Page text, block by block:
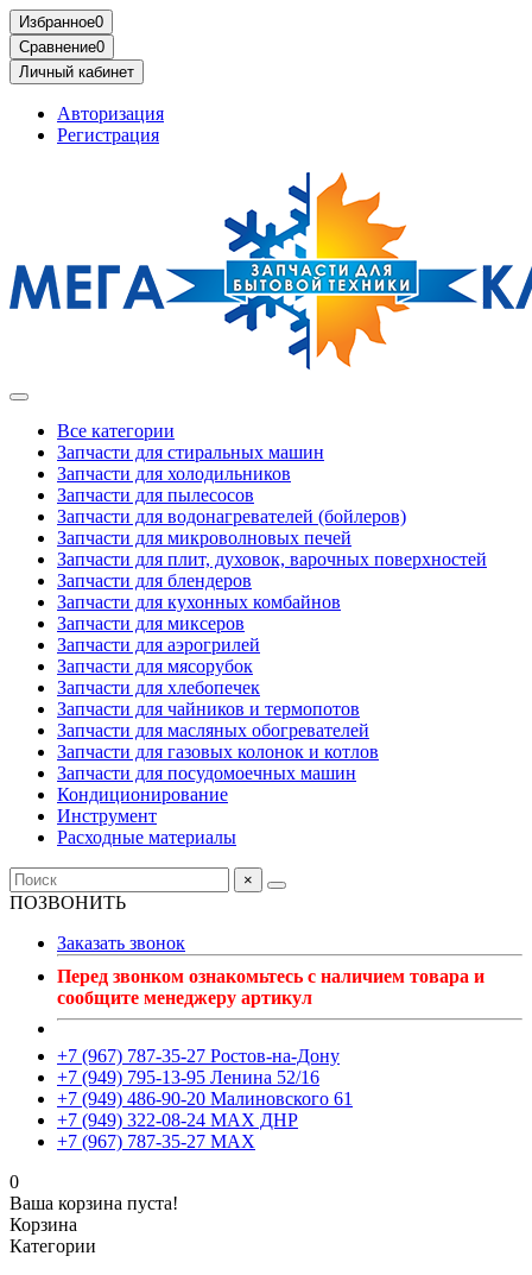
Избранное0
Сравнение0
Личный кабинет
Авторизация
Регистрация
Все категории
Запчасти для стиральных машин
Запчасти для холодильников
Запчасти для пылесосов
Запчасти для водонагревателей (бойлеров)
Запчасти для микроволновых печей
Запчасти для плит, духовок, варочных поверхностей
Запчасти для блендеров
Запчасти для кухонных комбайнов
Запчасти для миксеров
Запчасти для аэрогрилей
Запчасти для мясорубок
Запчасти для хлебопечек
Запчасти для чайников и термопотов
Запчасти для масляных обогревателей
Запчасти для газовых колонок и котлов
Запчасти для посудомоечных машин
Кондиционирование
Инструмент
Расходные материалы
×
ПОЗВОНИТЬ
Заказать звонок
Перед звонком ознакомьтесь с наличием товара и
сообщите менеджеру артикул
+7 (967) 787-35-27 Ростов-на-Дону
+7 (949) 795-13-95 Ленина 52/16
+7 (949) 486-90-20 Малиновского 61
+7 (949) 322-08-24 MAX ДНР
+7 (967) 787-35-27 MAX
0
Ваша корзина пуста!
Корзина
Категории